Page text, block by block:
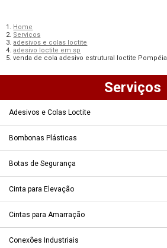
Home
Serviços
adesivos e colas loctite
adesivo loctite em sp
venda de cola adesivo estrutural loctite Pompéia
Serviços
Adesivos e Colas Loctite
Bombonas Plásticas
Botas de Segurança
Cinta para Elevação
Cintas para Amarração
Conexões Industriais